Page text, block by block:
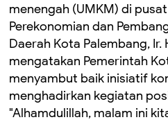
menengah (UMKM) di
Perekonomian dan
Daerah Kota Palembang, Ir.
mengatakan Pemerintah
menyambut baik inisiatif
menghadirkan kegiatan
"Alhamdulillah, malam ini